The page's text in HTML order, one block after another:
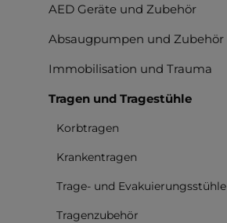
AED Geräte und Zubehör
Absaugpumpen und Zubehör
Immobilisation und Trauma
Tragen und Tragestühle
Korbtragen
Krankentragen
Trage- und Evakuierungsstühle
Tragenzubehör